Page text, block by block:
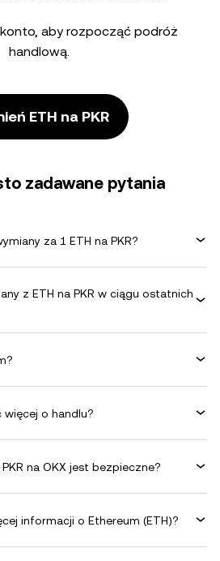
aby rozpocząć podróż
handlową.
ETH na PKR
zadawane pytania
za 1 ETH na PKR?
z ETH na PKR w ciągu ostatnich
o handlu?
na OKX jest bezpieczne?
informacji o Ethereum (ETH)?